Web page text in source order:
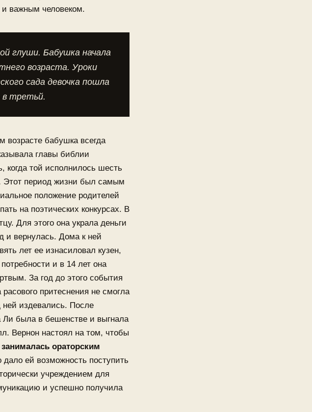
важным человеком.
глуши. Бабушка начала
возраста. Уроки
сада девочка пошла
в третьй.
бабушка всегда
главы библии
когда той исполнилось шесть
Этот период жизни был самым
положение родителей
на поэтических конкурсах. В
Для этого она украла деньги
и вернулась. Дома к ней
лет ее изнасиловал кузен,
и в 14 лет она
За год до этого события
притеснения не смогла
издевались. После
Ли была в бешенстве и выгнала
Вернон настоял на том, чтобы
занималась ораторским
дало ей возможность поступить
учреждением для
и успешно получила